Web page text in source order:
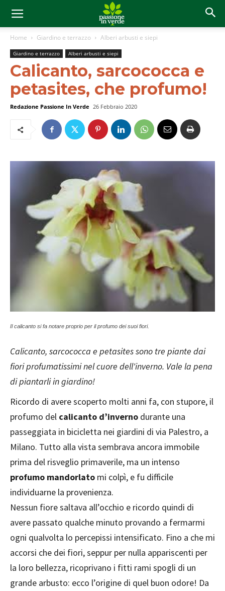
Home Giardino e terrazzo Alberi arbusti e siepi
Giardino e terrazzo Alberi arbusti e siepi
Calicanto, sarcococca e
petasites, che profumo!
Redazione Passione In Verde 26 Febbraio 2020
Il calicanto si fa notare proprio per il profumo dei suoi fiori.
Calicanto, sarcococca e petasites sono tre piante dai
fiori profumatissimi nel cuore dell'inverno. Vale la pena
di piantarli in giardino!
Ricordo di avere scoperto molti anni fa, con stupore, il
profumo del calicanto d’inverno durante una
passeggiata in bicicletta nei giardini di via Palestro, a
Milano. Tutto alla vista sembrava ancora immobile
prima del risveglio primaverile, ma un intenso
profumo mandorlato mi colpì, e fu difficile
individuarne la provenienza.
Nessun fiore saltava all’occhio e ricordo quindi di
avere passato qualche minuto provando a fermarmi
ogni qualvolta lo percepissi intensificato. Fino a che mi
accorsi che dei fiori, seppur per nulla appariscenti per
la loro bellezza, ricoprivano i fitti rami spogli di un
grande arbusto: ecco l’origine di quel buon odore! Da